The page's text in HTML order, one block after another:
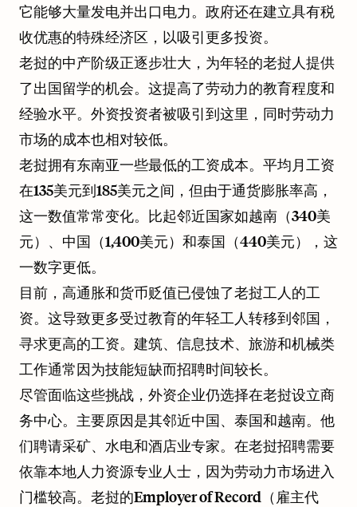
它能够大量发电并出口电力。政府还在建立具有税
收优惠的特殊经济区，以吸引更多投资。
老挝的中产阶级正逐步壮大，为年轻的老挝人提供
了出国留学的机会。这提高了劳动力的教育程度和
经验水平。外资投资者被吸引到这里，同时劳动力
市场的成本也相对较低。
老挝拥有东南亚一些最低的工资成本。平均月工资
在135美元到185美元之间，但由于通货膨胀率高，
这一数值常常变化。比起邻近国家如越南（340美
元）、中国（1,400美元）和泰国（440美元），这
一数字更低。
目前，高通胀和货币贬值已侵蚀了老挝工人的工
资。这导致更多受过教育的年轻工人转移到邻国，
寻求更高的工资。建筑、信息技术、旅游和机械类
工作通常因为技能短缺而招聘时间较长。
尽管面临这些挑战，外资企业仍选择在老挝设立商
务中心。主要原因是其邻近中国、泰国和越南。他
们聘请采矿、水电和酒店业专家。在老挝招聘需要
依靠本地人力资源专业人士，因为劳动力市场进入
门槛较高。老挝的Employer of Record（雇主代